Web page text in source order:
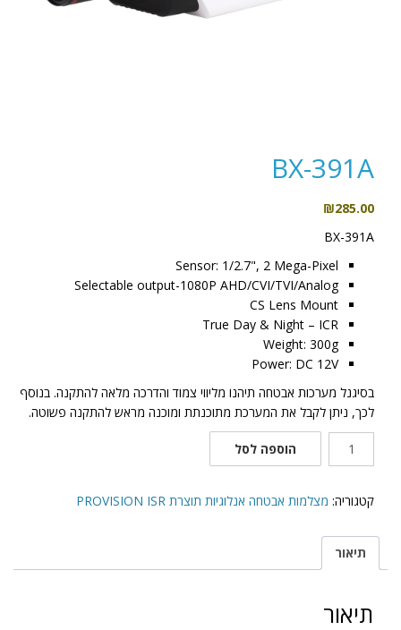
BX-391A
₪285.00
BX-391A
Sensor: 1/2.7", 2 Mega-Pixel
Selectable output-1080P AHD/CVI/TVI/Analog
CS Lens Mount
True Day & Night – ICR
Weight: 300g
Power: DC 12V
בסיגנל מערכות אבטחה תיהנו מליווי צמוד והדרכה מלאה להתקנה. בנוסף
לכך, ניתן לקבל את המערכת מתוכנתת ומוכנה מראש להתקנה פשוטה.
391A
הוספה לסל
קטגוריה:מצלמות אבטחה אנלוגיות תוצרת PROVISION ISR
תיאור
תיאור